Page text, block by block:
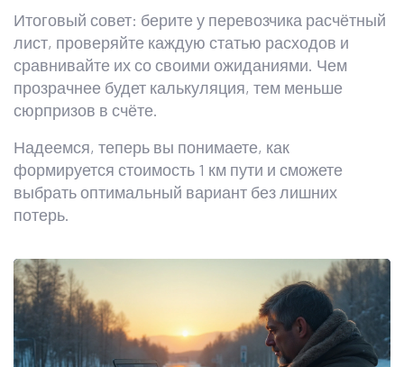
Итоговый совет: берите у перевозчика расчётный
лист, проверяйте каждую статью расходов и
сравнивайте их со своими ожиданиями. Чем
прозрачнее будет калькуляция, тем меньше
сюрпризов в счёте.
Надеемся, теперь вы понимаете, как
формируется стоимость 1 км пути и сможете
выбрать оптимальный вариант без лишних
потерь.